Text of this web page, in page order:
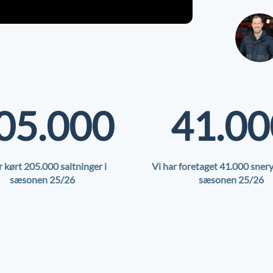
kørt 205.000saltninger i
sæsonen 25/26
Vi har foretaget 41.000
sæsonen 25/26